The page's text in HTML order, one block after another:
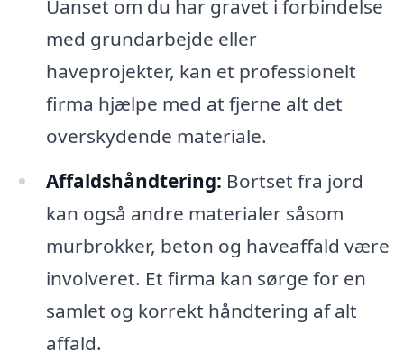
Uanset om du har gravet i forbindelse
med grundarbejde eller
haveprojekter, kan et professionelt
firma hjælpe med at fjerne alt det
overskydende materiale.
Affaldshåndtering: Bortset fra jord
kan også andre materialer såsom
murbrokker, beton og haveaffald være
involveret. Et firma kan sørge for en
samlet og korrekt håndtering af alt
affald.